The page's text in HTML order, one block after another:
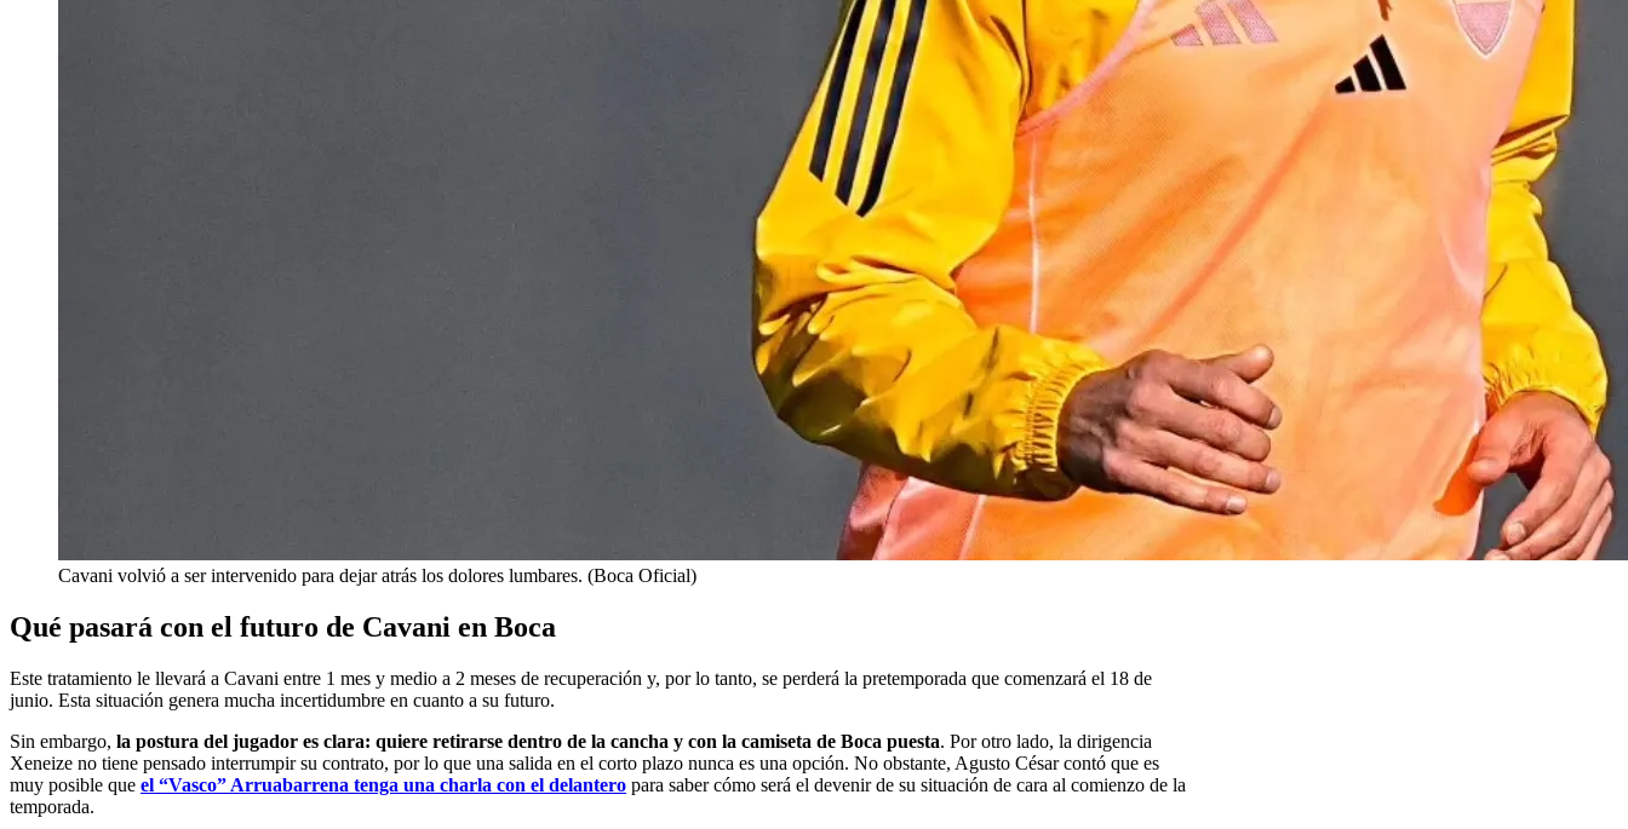
Cavani volvió a ser intervenido para dejar atrás los dolores lumbares. (Boca Oficial)
Qué pasará con el futuro de Cavani en Boca
Este tratamiento le llevará a Cavani entre 1 mes y medio a 2 meses de recuperación y, por lo tanto, se perderá la pretemporada que comenzará el 18 de
junio. Esta situación genera mucha incertidumbre en cuanto a su futuro.
Sin embargo, la postura del jugador es clara: quiere retirarse dentro de la cancha y con la camiseta de Boca puesta. Por otro lado, la dirigencia
Xeneize no tiene pensado interrumpir su contrato, por lo que una salida en el corto plazo nunca es una opción. No obstante, Agusto César contó que es
muy posible que el “Vasco” Arruabarrena tenga una charla con el delantero para saber cómo será el devenir de su situación de cara al comienzo de la
temporada.